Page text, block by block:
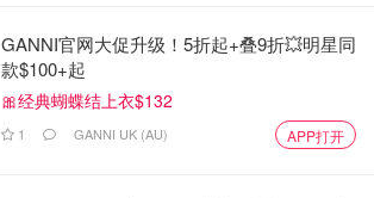
GANNI官网大促升级！5折起+叠9折💥明星同
款$100+起
🎀经典蝴蝶结上衣$132
1 GANNI UK (AU) APP打开